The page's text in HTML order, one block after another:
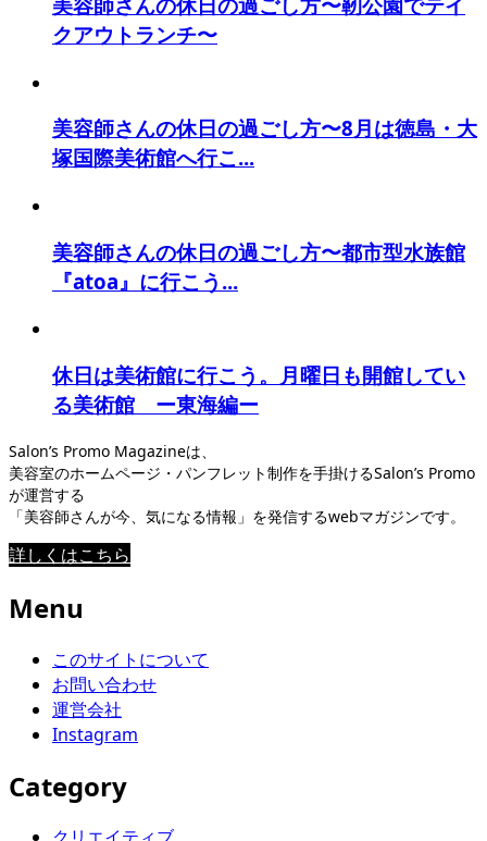
クアウトランチ〜
美容師さんの休日の過ごし方〜8月は徳島・大
塚国際美術館へ行こ...
美容師さんの休日の過ごし方〜都市型水族館
『atoa』に行こう...
休日は美術館に行こう。月曜日も開館してい
る美術館 ー東海編ー
Salon’s Promo Magazineは、
美容室のホームページ・パンフレット制作を手掛けるSalon’s Promo
が運営する
「美容師さんが今、気になる情報」を発信するwebマガジンです。
詳しくはこちら
Menu
このサイトについて
お問い合わせ
運営会社
Instagram
Category